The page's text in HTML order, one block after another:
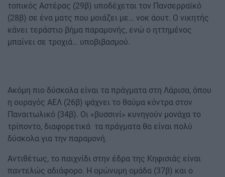
τοπικός Αστέρας (29β) υποδέχεται τον Πανσερραϊκό
(28β) σε ένα ματς που μοιάζει με… νοκ άουτ. Ο νικητής
κάνει τεράστιο βήμα παραμονής, ενώ ο ηττημένος
μπαίνει σε τροχιά… υποβιβασμού.
Ακόμη πιο δύσκολα είναι τα πράγματα στη Λάρισα, όπου
η ουραγός ΑΕΛ (26β) ψάχνει το θαύμα κόντρα στον
Παναιτωλικό (34β). Οι «βυσσινί» κυνηγούν μονάχα το
τρίποντο, διαφορετικά τα πράγματα θα είναι πολύ
δύσκολα για την παραμονή.
Αντιθέτως, το παιχνίδι στην έδρα της Κηφισιάς είναι
παντελώς αδιάφορο. Η ομώνυμη ομάδα (37β) και ο